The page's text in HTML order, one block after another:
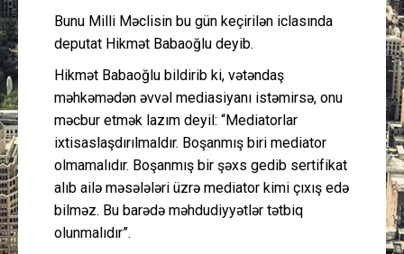
Peşə etikası
Bunu Milli Məclisin bu gün keçirilən iclasında
deputat Hikmət Babaoğlu deyib.
Hikmət Babaoğlu bildirib ki, vətəndaş
məhkəmədən əvvəl mediasiyanı istəmirsə, onu
məcbur etmək lazım deyil: “Mediatorlar
ixtisaslaşdırılmaldır. Boşanmış biri mediator
olmamalıdır. Boşanmış bir şəxs gedib sertifikat
alıb ailə məsələləri üzrə mediator kimi çıxış edə
bilməz. Bu barədə məhdudiyyətlər tətbiq
olunmalıdır”.